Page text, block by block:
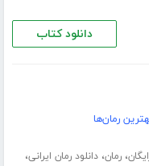
دانلود کتاب
رمان‌ها
،رمان،دانلود رمان ایرانی،